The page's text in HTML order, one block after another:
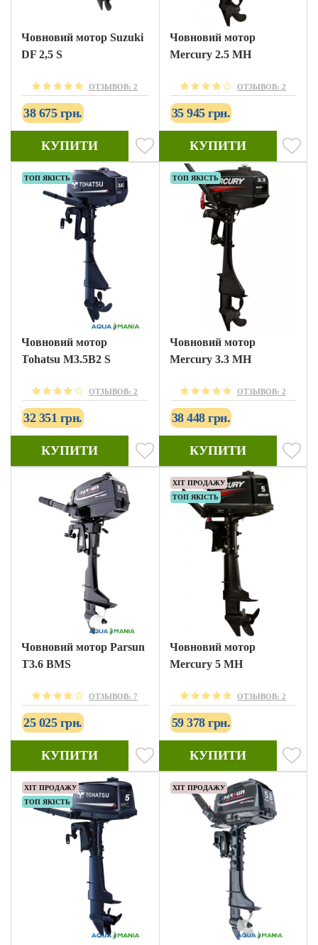
Човновий мотор Suzuki
DF 2,5 S
ОТЗЫВОВ: 2
38 675 грн.
КУПИТИ
Човновий мотор
Mercury 2.5 MH
ОТЗЫВОВ: 2
35 945 грн.
КУПИТИ
ТОП ЯКІСТЬ
Човновий мотор
Tohatsu M3.5B2 S
ОТЗЫВОВ: 2
32 351 грн.
КУПИТИ
ТОП ЯКІСТЬ
Човновий мотор
Mercury 3.3 MH
ОТЗЫВОВ: 2
38 448 грн.
КУПИТИ
Човновий мотор Parsun
T3.6 BMS
ОТЗЫВОВ: 7
25 025 грн.
КУПИТИ
ХІТ ПРОДАЖУ
ТОП ЯКІСТЬ
Човновий мотор
Mercury 5 MH
ОТЗЫВОВ: 2
59 378 грн.
КУПИТИ
ХІТ ПРОДАЖУ
ТОП ЯКІСТЬ
ХІТ ПРОДАЖУ